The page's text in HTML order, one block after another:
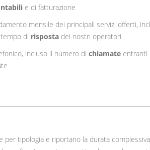
e di fatturazione
mensile dei principali servizi offerti,
tempo di risposta dei nostri operatori
incluso il numero di chiamate entranti
tipologia e riportano la durata